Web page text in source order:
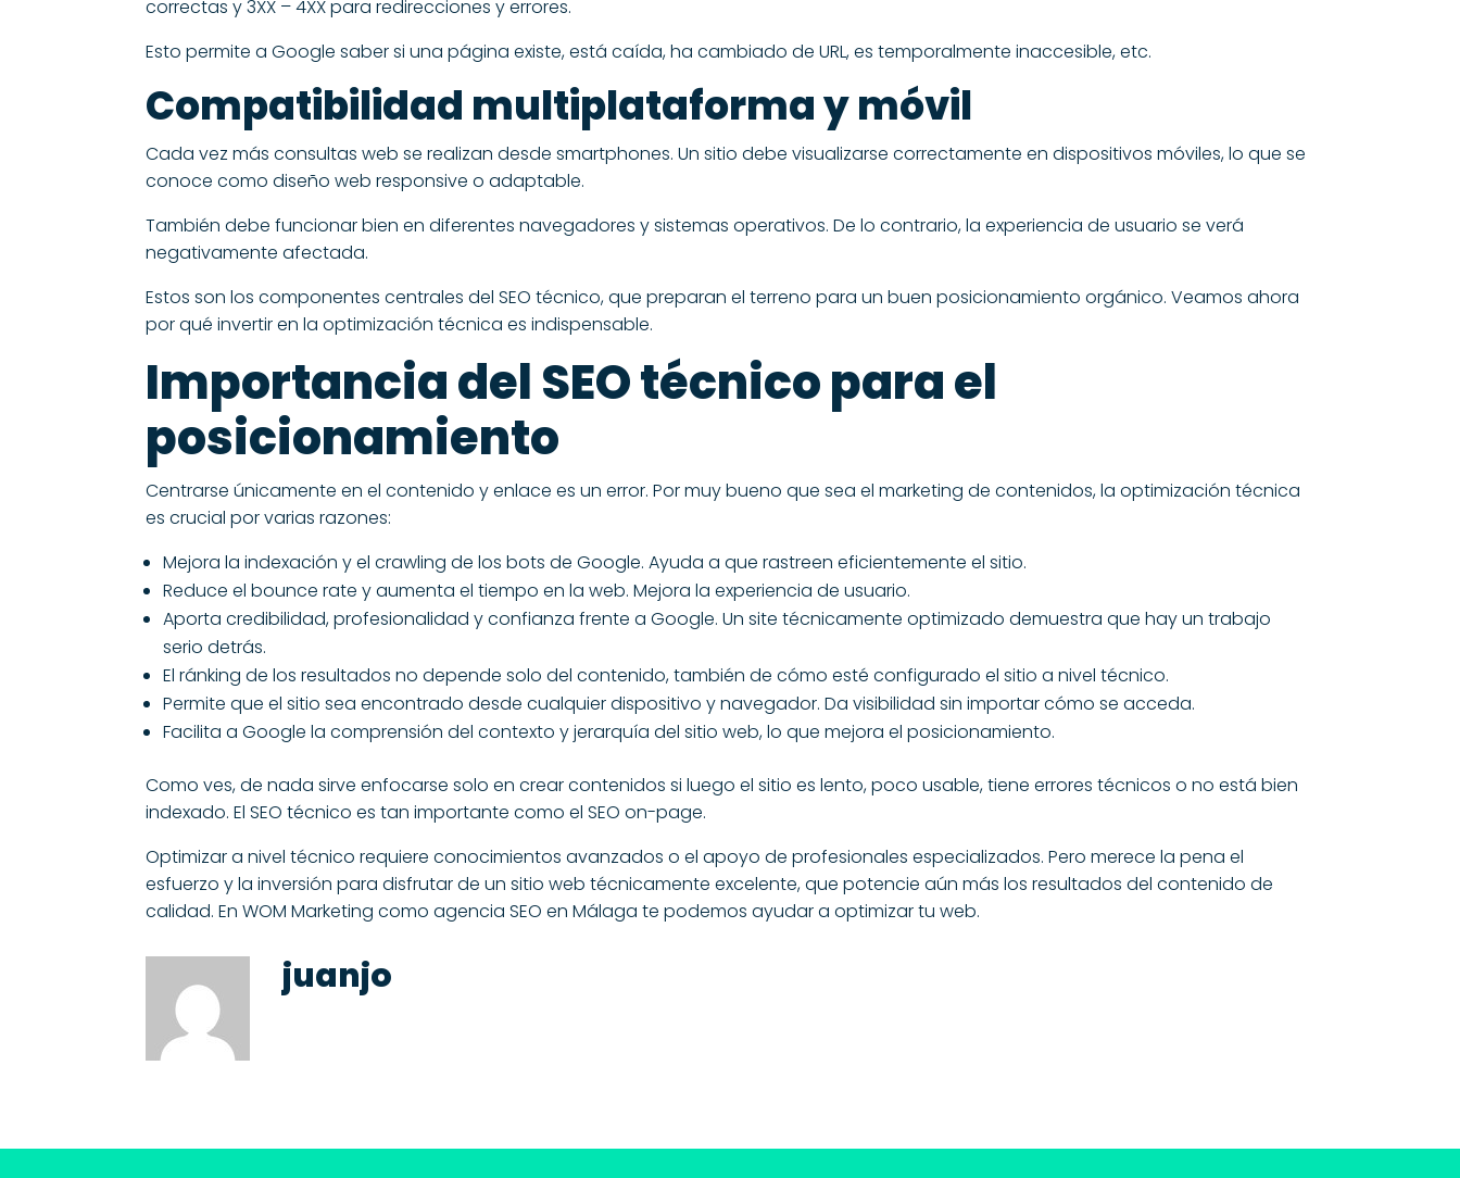
correctas y 3XX – 4XX para redirecciones y errores.
Esto permite a Google saber si una página existe, está caída, ha cambiado de URL, es temporalmente inaccesible, etc.
Compatibilidad multiplataforma y móvil
Cada vez más consultas web se realizan desde smartphones. Un sitio debe visualizarse correctamente en dispositivos móviles, lo que se
conoce como diseño web responsive o adaptable.
También debe funcionar bien en diferentes navegadores y sistemas operativos. De lo contrario, la experiencia de usuario se verá
negativamente afectada.
Estos son los componentes centrales del SEO técnico, que preparan el terreno para un buen posicionamiento orgánico. Veamos ahora
por qué invertir en la optimización técnica es indispensable.
Importancia del SEO técnico para el
posicionamiento
Centrarse únicamente en el contenido y enlace es un error. Por muy bueno que sea el marketing de contenidos, la optimización técnica
es crucial por varias razones:
Mejora la indexación y el crawling de los bots de Google. Ayuda a que rastreen eficientemente el sitio.
Reduce el bounce rate y aumenta el tiempo en la web. Mejora la experiencia de usuario.
Aporta credibilidad, profesionalidad y confianza frente a Google. Un site técnicamente optimizado demuestra que hay un trabajo
serio detrás.
El ránking de los resultados no depende solo del contenido, también de cómo esté configurado el sitio a nivel técnico.
Permite que el sitio sea encontrado desde cualquier dispositivo y navegador. Da visibilidad sin importar cómo se acceda.
Facilita a Google la comprensión del contexto y jerarquía del sitio web, lo que mejora el posicionamiento.
Como ves, de nada sirve enfocarse solo en crear contenidos si luego el sitio es lento, poco usable, tiene errores técnicos o no está bien
indexado. El SEO técnico es tan importante como elSEO on-page.
Optimizar a nivel técnico requiere conocimientos avanzados o el apoyo de profesionales especializados. Pero merece la pena el
esfuerzo y la inversión para disfrutar de un sitio web técnicamente excelente, que potencie aún más los resultados del contenido de
calidad. En WOM Marketing comoagencia SEO en Málaga te podemos ayudar a optimizar tu web.
juanjo